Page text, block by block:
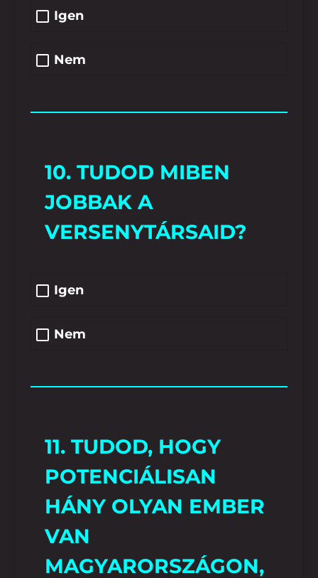
Igen
Nem
10. TUDOD MIBEN
JOBBAK A
VERSENYTÁRSAID?
Igen
Nem
11. TUDOD, HOGY
POTENCIÁLISAN
HÁNY OLYAN EMBER
VAN
MAGYARORSZÁGON,